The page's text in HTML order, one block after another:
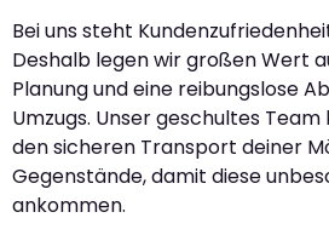
Bei uns steht
Deshalb legen wir großen Wert
Planung und eine reibungslose
Umzugs. Unser geschultes
den sicheren Transport deiner
Gegenstände, damit diese
ankommen.